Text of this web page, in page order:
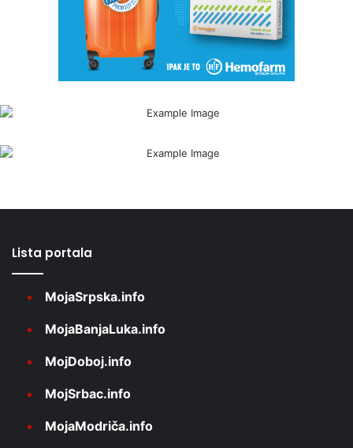
Lista portala
MojaSrpska.info
MojaBanjaLuka.info
MojDoboj.info
MojSrbac.info
MojaModriča.info